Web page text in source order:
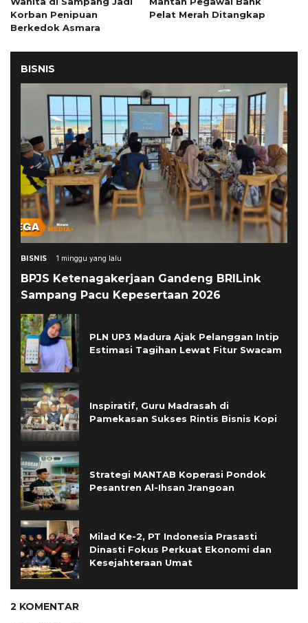
Korban Penipuan
Berkedok Asmara
Pelat Merah Ditangkap
BISNIS
BISNIS 1 minggu yang lalu
BPJS Ketenagakerjaan Gandeng BRILink
Sampang Pacu Kepesertaan 2026
PLN UP3 Madura Ajak Pelanggan Intip
Estimasi Tagihan Lewat Fitur Swacam
Inspiratif, Guru Madrasah di
Pamekasan Sukses Rintis Bisnis Kopi
Strategi MANTAB Koperasi Pondok
Pesantren Al-Ihsan Jrangoan
Milad Ke-2, PT Indonesia Prasasti
Dinasti Fokus Perkuat Ekonomi dan
Kesejahteraan Umat
2 KOMENTAR